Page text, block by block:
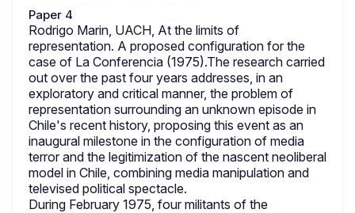
Paper 4
Rodrigo Marin, UACH, At the limits of
representation. A proposed configuration for the
case of La Conferencia (1975).The research carried
out over the past four years addresses, in an
exploratory and critical manner, the problem of
representation surrounding an unknown episode in
Chile's recent history, proposing this event as an
inaugural milestone in the configuration of media
terror and the legitimization of the nascent neoliberal
model in Chile, combining media manipulation and
televised political spectacle.
During February 1975, four militants of the